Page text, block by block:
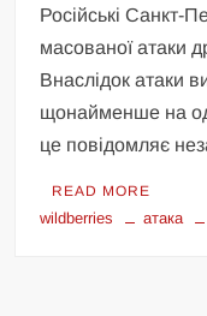
Російські Санкт-
масованої атаки
Внаслідок атаки
щонайменше на
це повідомляє
READ MORE
wildberries атака